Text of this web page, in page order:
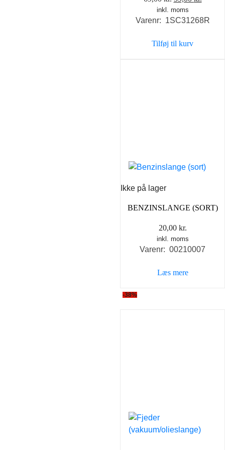
oprindelige
pris
69,00 kr..
pris
inkl. moms
Varenr: 1SC31268R
Tilføj til kurv
Ikke på lager
BENZINSLANGE (SORT)
20,00 kr.
inkl. moms
Varenr: 00210007
Læs mere
-38%